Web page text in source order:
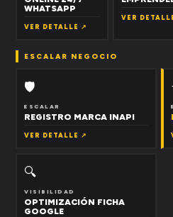
WHATSAPP
VER DETALLE ↗
VER
ESCALAR NEGOCIO
🛡
ESCALAR
REGISTRO MARCA INAPI
VER DETALLE ↗
🔍
VISIBILIDAD
OPTIMIZACIÓN FICHA
GOOGLE